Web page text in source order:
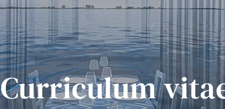
Curriculum